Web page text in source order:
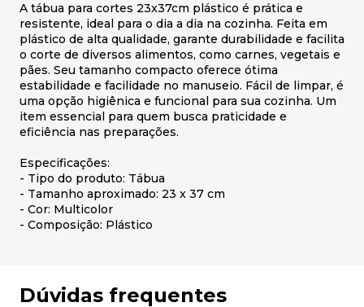
A tábua para cortes 23x37cm plástico é prática e
resistente, ideal para o dia a dia na cozinha. Feita em
plástico de alta qualidade, garante durabilidade e facilita
o corte de diversos alimentos, como carnes, vegetais e
pães. Seu tamanho compacto oferece ótima
estabilidade e facilidade no manuseio. Fácil de limpar, é
uma opção higiênica e funcional para sua cozinha. Um
item essencial para quem busca praticidade e
eficiência nas preparações.
Especificações:
- Tipo do produto: Tábua
- Tamanho aproximado: 23 x 37 cm
- Cor: Multicolor
- Composição: Plástico
Dúvidas frequentes